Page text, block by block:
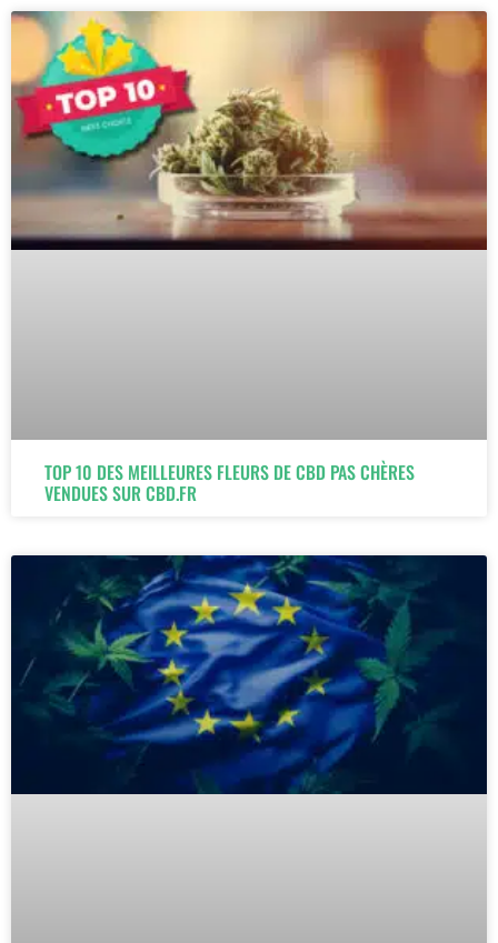
TOP 10 DES MEILLEURES FLEURS DE CBD PAS CHÈRES
VENDUES SUR CBD.FR